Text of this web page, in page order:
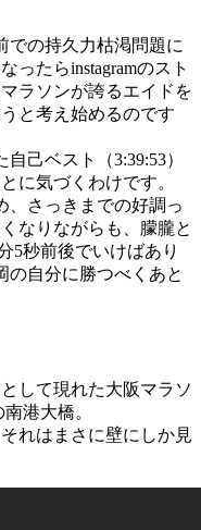
での持久力枯渇問題に
ったらinstagramのスト
ラソンが誇るエイドを
と考え始めるのです
己ベスト（3:39:53）
に気づくわけです。
、さっきまでの好調っ
なりながらも、朦朧と
5秒前後でいけばあり
の自分に勝つべくあと
して現れた大阪マラソ
港大橋。
れはまさに壁にしか見